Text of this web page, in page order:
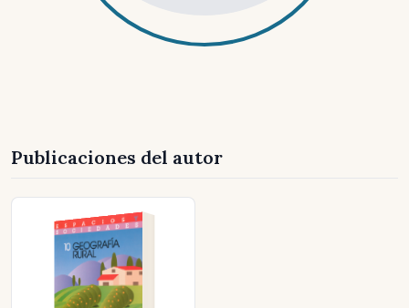
Publicaciones del autor